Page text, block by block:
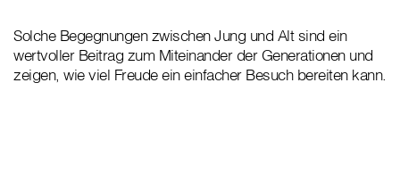
Solche Begegnungen zwischen Jung und Alt sind ein
wertvoller Beitrag zum Miteinander der Generationen und
zeigen, wie viel Freude ein einfacher Besuch bereiten kann.